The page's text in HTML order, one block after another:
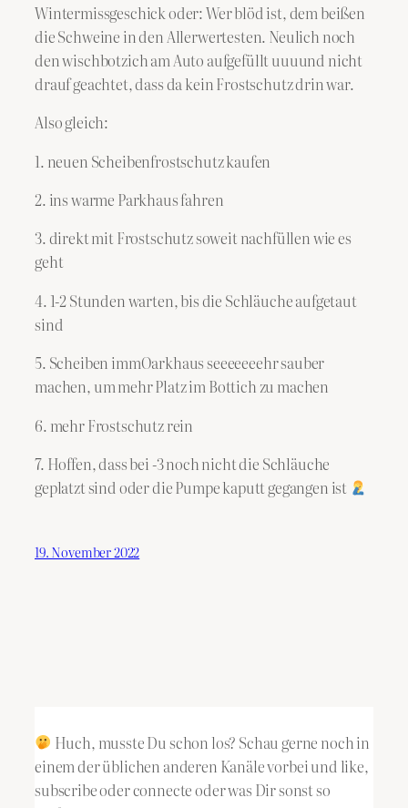
Wintermissgeschick oder: Wer blöd ist, dem beißen
die Schweine in den Allerwertesten. Neulich noch
den wischbotzich am Auto aufgefüllt uuuund nicht
drauf geachtet, dass da kein Frostschutz drin war.
Also gleich:
1. neuen Scheibenfrostschutz kaufen
2. ins warme Parkhaus fahren
3. direkt mit Frostschutz soweit nachfüllen wie es
geht
4. 1-2 Stunden warten, bis die Schläuche aufgetaut
sind
5. Scheiben immOarkhaus seeeeeeehr sauber
machen, um mehr Platz im Bottich zu machen
6. mehr Frostschutz rein
7. Hoffen, dass bei -3 noch nicht die Schläuche
geplatzt sind oder die Pumpe kaputt gegangen ist
19. November 2022
Huch, musste Du schon los? Schau gerne noch in
einem der üblichen anderen Kanäle vorbei und like,
subscribe oder connecte oder was Dir sonst so